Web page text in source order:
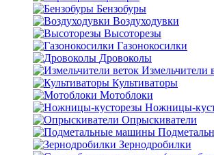
Бензобуры
Воздуходувки
Высоторезы
Газонокосилки
Дровоколы
Измельчители
Культиваторы
Мотоблоки
Ножницы-
Опрыскиватели
Зернодробилки